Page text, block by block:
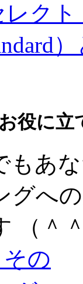
ク
役に立
もあ
グへ
（＾